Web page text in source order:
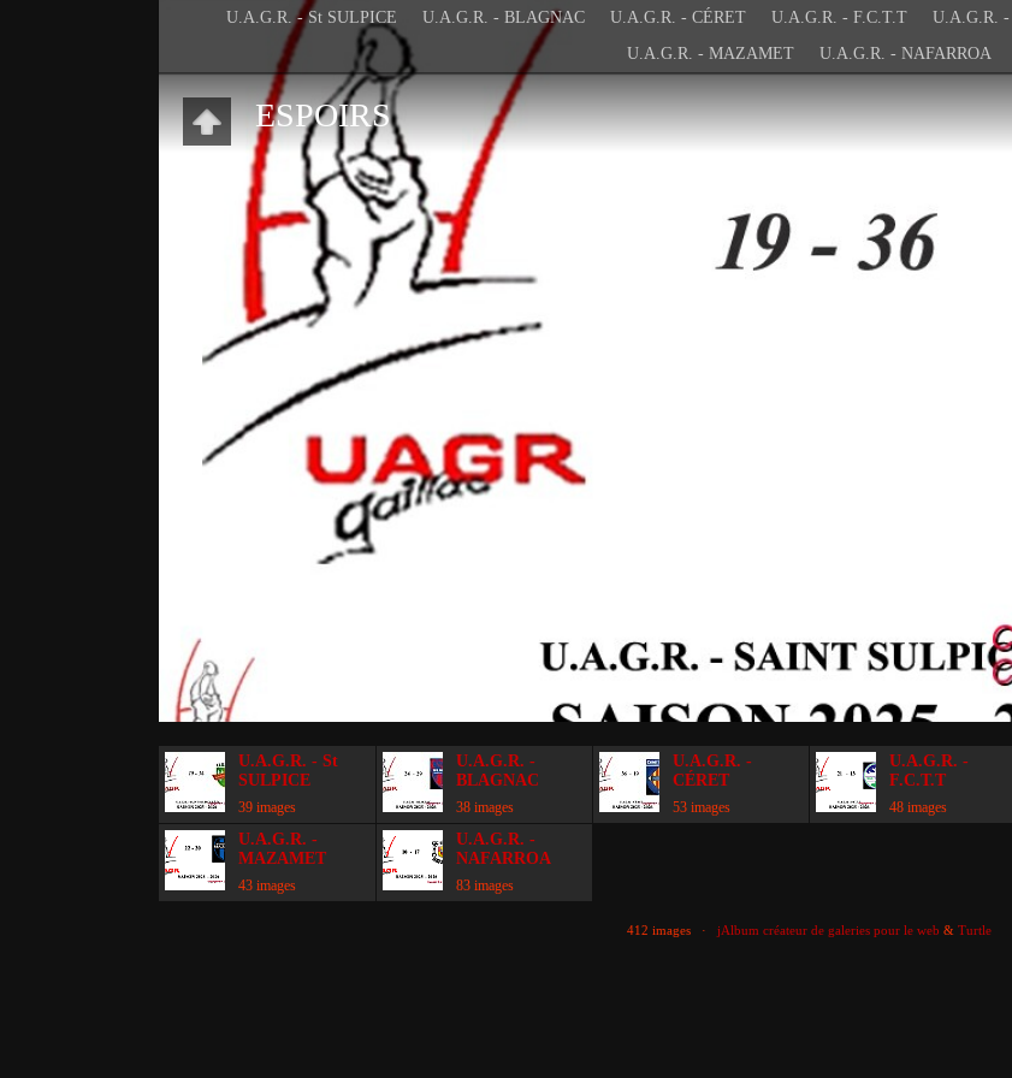
U.A.G.R. - St SULPICE U.A.G.R. - BLAGNAC U.A.G.R. - CÉRET U.A.G.R. - F.C.T.T
U.A.G.R. - MAZAMET
U.A.G.R. - NAFARROA
ESPOIRS
U.A.G.R. - St
SULPICE
39 images
U.A.G.R. -
BLAGNAC
38 images
U.A.G.R. -
CÉRET
53 images
U.A.G.R. -
F.C.T.T
48 images
U.A.G.R. -
MAZAMET
43 images
U.A.G.R. -
NAFARROA
83 images
412 images · jAlbum créateur de galeries pour le web & Turtle